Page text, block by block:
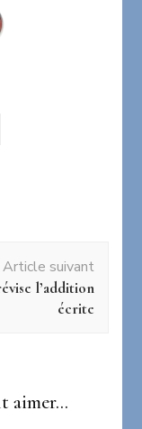
Article suivant
l’addition
écrite
aimer...